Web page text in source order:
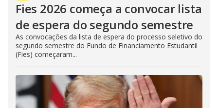
Fies 2026 começa a convocar lista
de espera do segundo semestre
As convocações da lista de espera do processo seletivo do
segundo semestre do Fundo de Financiamento Estudantil
(Fies) começaram...